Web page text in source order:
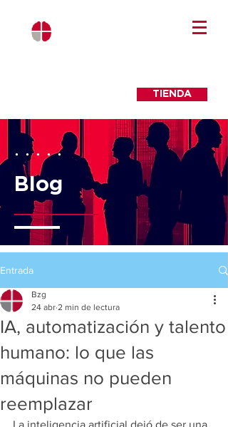
TIENDA
. . . . .
Blog
Entrada
IA, automatización y talento
humano: lo que las
máquinas no pueden
reemplazar
Bzg
24 abr 2 min de lectura
La inteligencia artificial dejó de ser una